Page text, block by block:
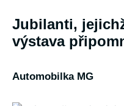
Jubilanti,
výstava
Automobilka MG